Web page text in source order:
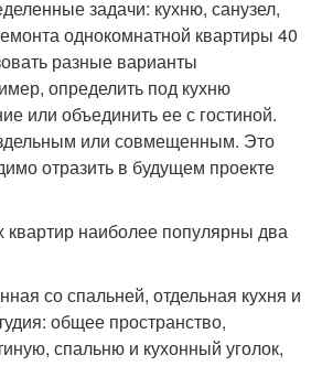
задачи: кухню, санузел,
однокомнатной квартиры 40
разные варианты
определить под кухню
или объединить ее с гостиной.
или совмещенным. Это
отразить в будущем проекте
наиболее популярны два
со спальней, отдельная кухня и
общее пространство,
спальню и кухонный уголок,